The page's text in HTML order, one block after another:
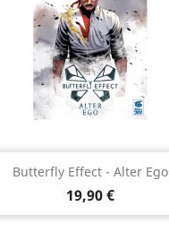
Butterfly Effect - Alter Ego
Prix
19,90 €
Aperçu rapide